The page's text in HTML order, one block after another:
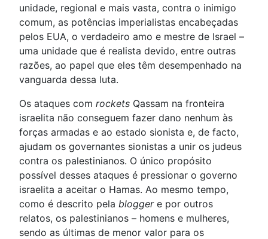
unidade, regional e mais vasta, contra o inimigo
comum, as potências imperialistas encabeçadas
pelos EUA, o verdadeiro amo e mestre de Israel –
uma unidade que é realista devido, entre outras
razões, ao papel que eles têm desempenhado na
vanguarda dessa luta.
Os ataques com rockets Qassam na fronteira
israelita não conseguem fazer dano nenhum às
forças armadas e ao estado sionista e, de facto,
ajudam os governantes sionistas a unir os judeus
contra os palestinianos. O único propósito
possível desses ataques é pressionar o governo
israelita a aceitar o Hamas. Ao mesmo tempo,
como é descrito pela bloggere por outros
relatos, os palestinianos – homens e mulheres,
sendo as últimas de menor valor para os